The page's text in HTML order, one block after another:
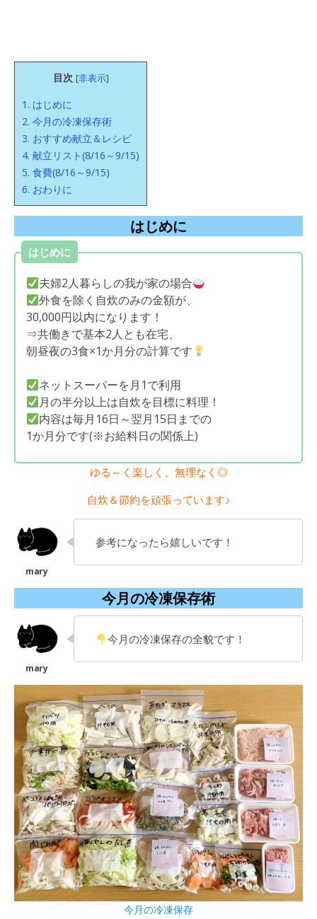
目次 [非表示]
1. はじめに
2. 今月の冷凍保存術
3. おすすめ献立＆レシピ
4. 献立リスト(8/16～9/15)
5. 食費(8/16～9/15)
6. おわりに
はじめに
はじめに
夫婦2人暮らしの我が家の場合
外食を除く自炊のみの金額が、
30,000円以内になります！
⇒共働きで基本2人とも在宅、
朝昼夜の3食×1か月分の計算です
ネットスーパーを月1で利用
月の半分以上は自炊を目標に料理！
内容は毎月16日～翌月15日までの
1か月分です(※お給料日の関係上)
ゆる～く楽しく、無理なく◎
自炊＆節約を頑張っています♪
参考になったら嬉しいです！
今月の冷凍保存術
今月の冷凍保存の全貌です！
今月の冷凍保存